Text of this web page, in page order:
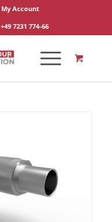
My Account
+49 7231 774-66